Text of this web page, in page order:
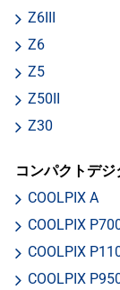
Z6III
Z6
Z5
Z50II
Z30
コンパクトデジ
COOLPIX A
COOLPIX
COOLPIX
COOLPIX